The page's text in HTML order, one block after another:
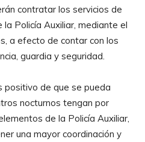
contratar los servicios de
Policía Auxiliar, mediante el
a efecto de contar con los
guardia y seguridad.
positivo de que se pueda
nocturnos tengan por
de la Policía Auxiliar,
una mayor coordinación y